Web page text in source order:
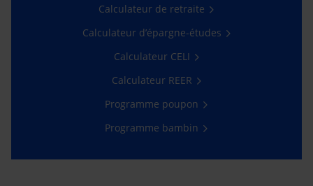
Calculateur de retraite
Calculateur d’épargne-études
Calculateur CELI
Calculateur REER
Programme poupon
Programme bambin